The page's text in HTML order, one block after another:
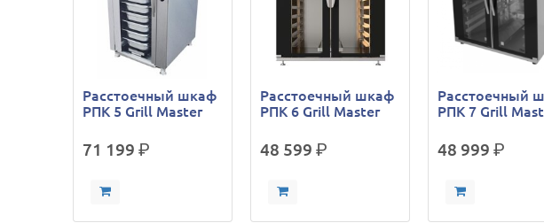
Расстоечный шкаф
РПК 5 Grill Master
71 199р.
Расстоечный шкаф
РПК 6 Grill Master
48 599р.
Расстоечный
РПК 7 Grill
48 999р.